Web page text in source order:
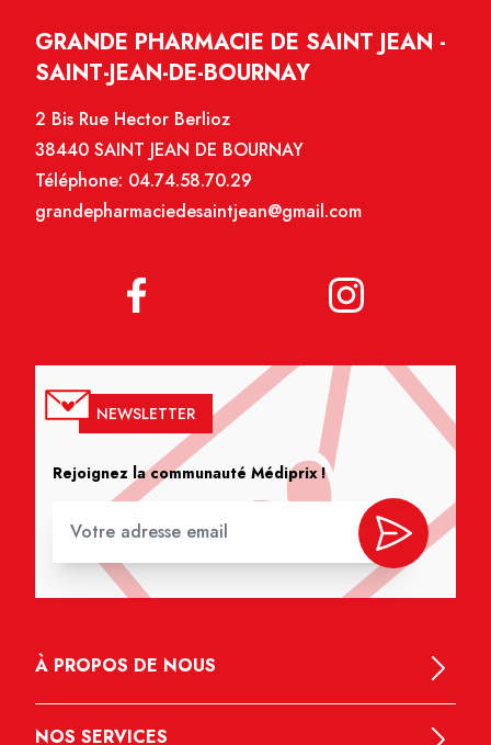
GRANDE PHARMACIE DE SAINT JEAN -
SAINT-JEAN-DE-BOURNAY
2 Bis Rue Hector Berlioz
38440 SAINT JEAN DE BOURNAY
Téléphone: 04.74.58.70.29
grandepharmaciedesaintjean@gmail.com
NEWSLETTER
Rejoignez la communauté Médiprix !
À PROPOS DE NOUS
NOS SERVICES